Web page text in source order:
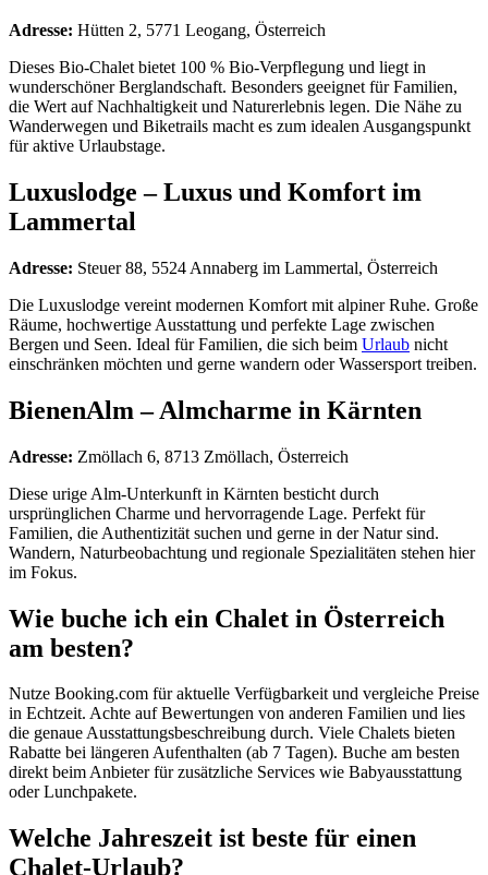
Adresse: Hütten 2, 5771 Leogang, Österreich
Dieses Bio-Chalet bietet 100 % Bio-Verpflegung und liegt in
wunderschöner Berglandschaft. Besonders geeignet für Familien,
die Wert auf Nachhaltigkeit und Naturerlebnis legen. Die Nähe zu
Wanderwegen und Biketrails macht es zum idealen Ausgangspunkt
für aktive Urlaubstage.
Luxuslodge – Luxus und Komfort im
Lammertal
Adresse: Steuer 88, 5524 Annaberg im Lammertal, Österreich
Die Luxuslodge vereint modernen Komfort mit alpiner Ruhe. Große
Räume, hochwertige Ausstattung und perfekte Lage zwischen
Bergen und Seen. Ideal für Familien, die sich beim Urlaub nicht
einschränken möchten und gerne wandern oder Wassersport treiben.
BienenAlm – Almcharme in Kärnten
Adresse: Zmöllach 6, 8713 Zmöllach, Österreich
Diese urige Alm-Unterkunft in Kärnten besticht durch
ursprünglichen Charme und hervorragende Lage. Perfekt für
Familien, die Authentizität suchen und gerne in der Natur sind.
Wandern, Naturbeobachtung und regionale Spezialitäten stehen hier
im Fokus.
Wie buche ich ein Chalet in Österreich
am besten?
Nutze Booking.com für aktuelle Verfügbarkeit und vergleiche Preise
in Echtzeit. Achte auf Bewertungen von anderen Familien und lies
die genaue Ausstattungsbeschreibung durch. Viele Chalets bieten
Rabatte bei längeren Aufenthalten (ab 7 Tagen). Buche am besten
direkt beim Anbieter für zusätzliche Services wie Babyausstattung
oder Lunchpakete.
Welche Jahreszeit ist beste für einen
Chalet-Urlaub?